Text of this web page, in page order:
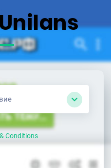
Conditions